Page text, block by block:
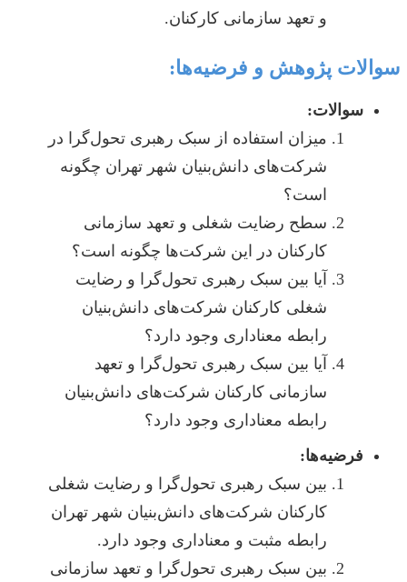
و تعهد سازمانی کارکنان.
سوالات پژوهش و فرضیه‌ها:
سوالات:
میزان استفاده از سبک رهبری تحول‌گرا در
شرکت‌های دانش‌بنیان شهر تهران چگونه
است؟
سطح رضایت شغلی و تعهد سازمانی
کارکنان در این شرکت‌ها چگونه است؟
آیا بین سبک رهبری تحول‌گرا و رضایت
شغلی کارکنان شرکت‌های دانش‌بنیان
رابطه معناداری وجود دارد؟
آیا بین سبک رهبری تحول‌گرا و تعهد
سازمانی کارکنان شرکت‌های دانش‌بنیان
رابطه معناداری وجود دارد؟
فرضیه‌ها:
بین سبک رهبری تحول‌گرا و رضایت شغلی
کارکنان شرکت‌های دانش‌بنیان شهر تهران
رابطه مثبت و معناداری وجود دارد.
بین سبک رهبری تحول‌گرا و تعهد سازمانی